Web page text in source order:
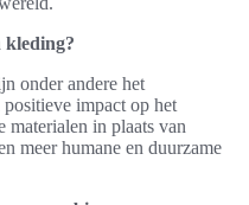
kleding?
onder andere het
impact op het
in plaats van
meer humane en duurzame